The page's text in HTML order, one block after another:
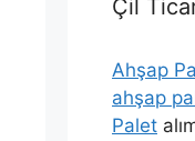
Çil
Ahşap
ahşap
Palet